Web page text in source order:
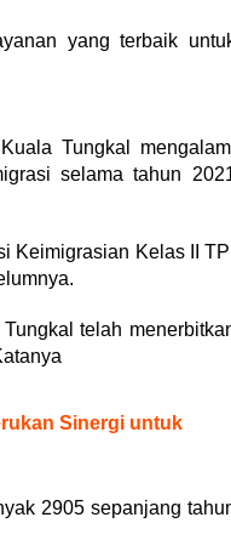
yang terbaik
Tungkal
selama tahun
Keimigrasian Kelas II TPI
telah
Sinergi untuk
2905 sepanjang